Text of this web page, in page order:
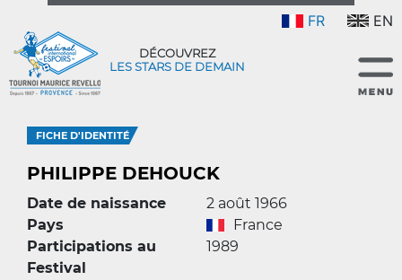
FR EN
DÉCOUVREZ
LES STARS DE DEMAIN
FICHE D'IDENTITÉ
PHILIPPE DEHOUCK
Date de naissance
2 août 1966
Pays
France
Participations au
Festival
1989